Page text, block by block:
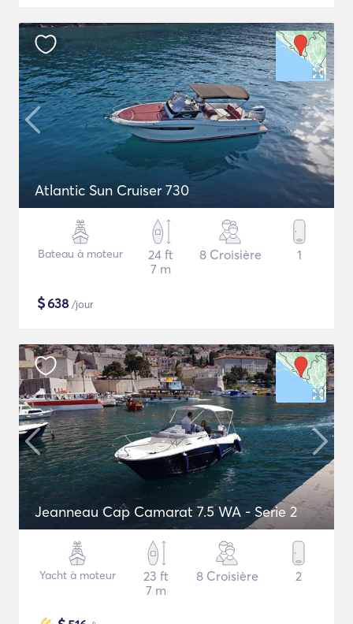
Atlantic Sun Cruiser 730
Bateau à moteur
24 ft
7 m
8 Croisière 1
$638 /jour
Jeanneau Cap Camarat 7.5 WA - Serie 2
Yacht à moteur
23 ft
7 m
8 Croisière 2